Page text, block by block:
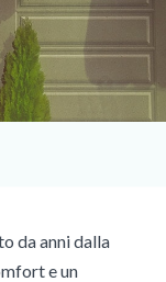
da anni dalla
e un